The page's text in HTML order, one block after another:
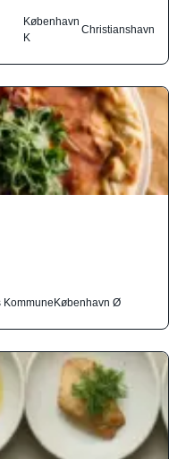
København
K
Christianshavn
KommuneKøbenhavn Ø